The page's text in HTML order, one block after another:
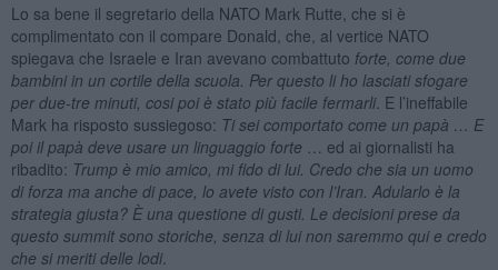
Lo sa bene il segretario della NATO Mark Rutte, che si è
complimentato con il compare Donald, che, al vertice NATO
spiegava che Israele e Iran avevano combattuto forte, come due
bambini in un cortile della scuola. Per questo li ho lasciati sfogare
per due-tre minuti, cosi poi è stato più facile fermarli. E l’ineffabile
Mark ha risposto sussiegoso: Ti sei comportato come un papà … E
poi il papà deve usare un linguaggio forte … ed ai giornalisti ha
ribadito: Trump è mio amico, mi fido di lui. Credo che sia un uomo
di forza ma anche di pace, lo avete visto con l’Iran. Adularlo è la
strategia giusta? È una questione di gusti. Le decisioni prese da
questo summit sono storiche, senza di lui non saremmo qui e credo
che si meriti delle lodi.